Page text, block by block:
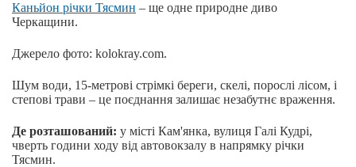
Каньйон річки Тясмин – ще одне природне диво
Черкащини.
Джерело фото: kolokray.com.
Шум води, 15-метрові стрімкі береги, скелі, порослі лісом, і
степові трави – це поєднання залишає незабутнє враження.
Де розташований: у місті Кам'янка, вулиця Галі Кудрі,
чверть години ходу від автовокзалу в напрямку річки
Тясмин.